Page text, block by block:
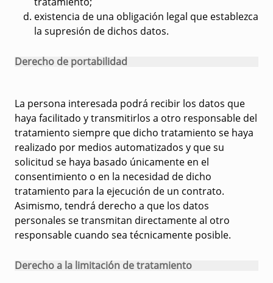
existencia de una obligación legal que establezca
la supresión de dichos datos.
Derecho de portabilidad
La persona interesada podrá recibir los datos que
haya facilitado y transmitirlos a otro responsable del
tratamiento siempre que dicho tratamiento se haya
realizado por medios automatizados y que su
solicitud se haya basado únicamente en el
consentimiento o en la necesidad de dicho
tratamiento para la ejecución de un contrato.
Asimismo, tendrá derecho a que los datos
personales se transmitan directamente al otro
responsable cuando sea técnicamente posible.
Derecho a la limitación de tratamiento